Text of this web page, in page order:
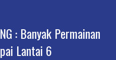
: Banyak Permainan
Lantai 6